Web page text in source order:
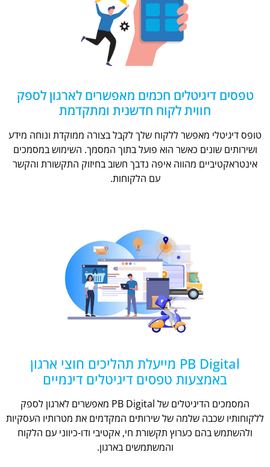
טפסים דיגיטלים חכמים מאפשרים לארגון לספק
חווית לקוח חדשנית ומתקדמת
טופס דיגיטלי מאפשר ללקוח שלך לקבל בצורה ממוקדת ונוחה מידע
ושירותים שונים כאשר הוא פועל בתוך המסמך. השימוש במסמכים
אינטראקטיביים מהווה איפה נדבך חשוב בחיזוק התקשורת והקשר
עם הלקוחות.
PB Digital מייעלת תהליכים חוצי ארגון
באמצעות טפסים דיגיטלים דינמיים
המסמכים הדיגיטלים של PB Digital מאפשרים לארגון לספק
ללקוחותיו שכבה שלמה של שירותים המקדמים את מטרותיו העסקיות
ולהשתמש בהם כערוץ תקשורת חי, אקטיבי ודו-כיווני עם הלקוח
והמשתמשים בארגון.